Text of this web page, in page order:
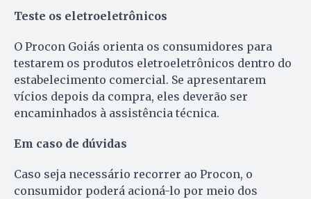
Teste os eletroeletrônicos
O Procon Goiás orienta os consumidores para
testarem os produtos eletroeletrônicos dentro do
estabelecimento comercial. Se apresentarem
vícios depois da compra, eles deverão ser
encaminhados à assistência técnica.
Em caso de dúvidas
Caso seja necessário recorrer ao Procon, o
consumidor poderá acioná-lo por meio dos